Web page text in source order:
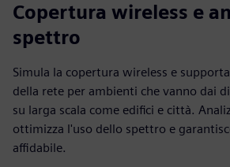
Copertura wireless e
spettro
Simula la copertura wireless e
della rete per ambienti che vanno dai
su larga scala come edifici e città.
ottimizza l'uso dello spettro e
affidabile.